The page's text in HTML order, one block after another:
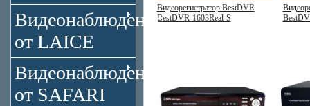
Видеонаблюдение
от LAICE
Видеонаблюдение
от SAFARI
Видеорегистратор BestDVR
BestDVR-1603Real-S